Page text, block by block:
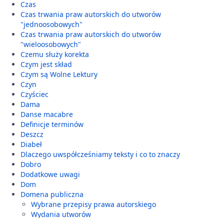
Czas
Czas trwania praw autorskich do utworów
"jednoosobowych"
Czas trwania praw autorskich do utworów
"wieloosobowych"
Czemu służy korekta
Czym jest skład
Czym są Wolne Lektury
Czyn
Czyściec
Dama
Danse macabre
Definicje terminów
Deszcz
Diabeł
Dlaczego uwspółcześniamy teksty i co to znaczy
Dobro
Dodatkowe uwagi
Dom
Domena publiczna
Wybrane przepisy prawa autorskiego
Wydania utworów